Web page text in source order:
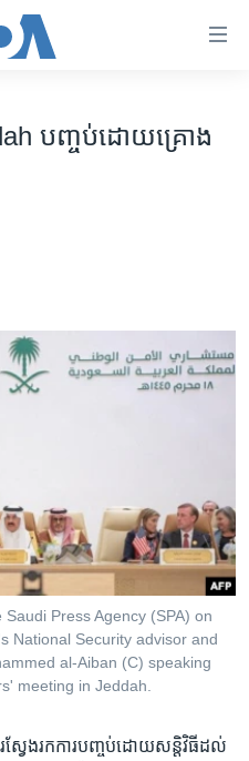
បញ្ចប់​ដោយ​គ្រោង​
Press Agency (SPA) on
National Security advisor and
al-Aiban (C) speaking
meeting in Jeddah.
វែងរក​ការបញ្ចប់​ដោយ​សន្តិវិធី​ដល់​